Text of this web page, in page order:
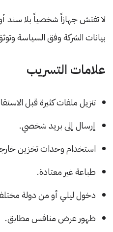
لا تفتش جهازاً شخصياً بلا
بيانات الشركة وفق السياسة
علامات التسريب
تنزيل ملفات كثيرة قبل
إرسال إلى بريد شخصي.
استخدام وحدات تخزين
طباعة غير معتادة.
دخول ليلي أو من دولة
ظهور عرض منافس مطابق.